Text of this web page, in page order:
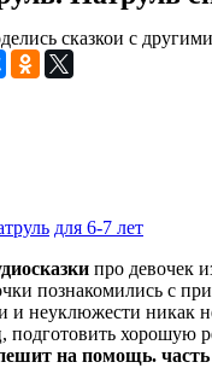
сказкой с
для 6-7 лет
про девочек
познакомились с
и неуклюжести никак
хорошую
на помощь. часть